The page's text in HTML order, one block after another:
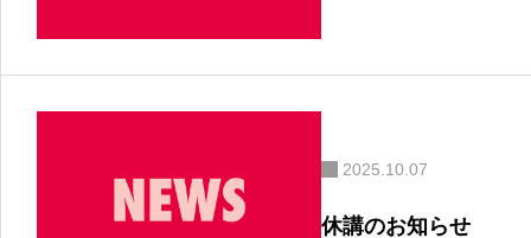
2025.10.07
休講のお知らせ